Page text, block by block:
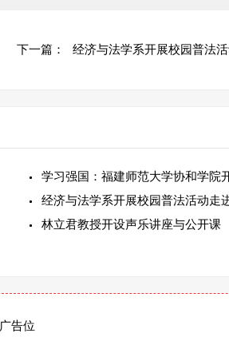
下一篇： 经济与法学系开展校园普法
学习强国：福建师范大学协和学院
经济与法学系开展校园普法活动走
林立君教授开设声乐讲座与公开课
广告位